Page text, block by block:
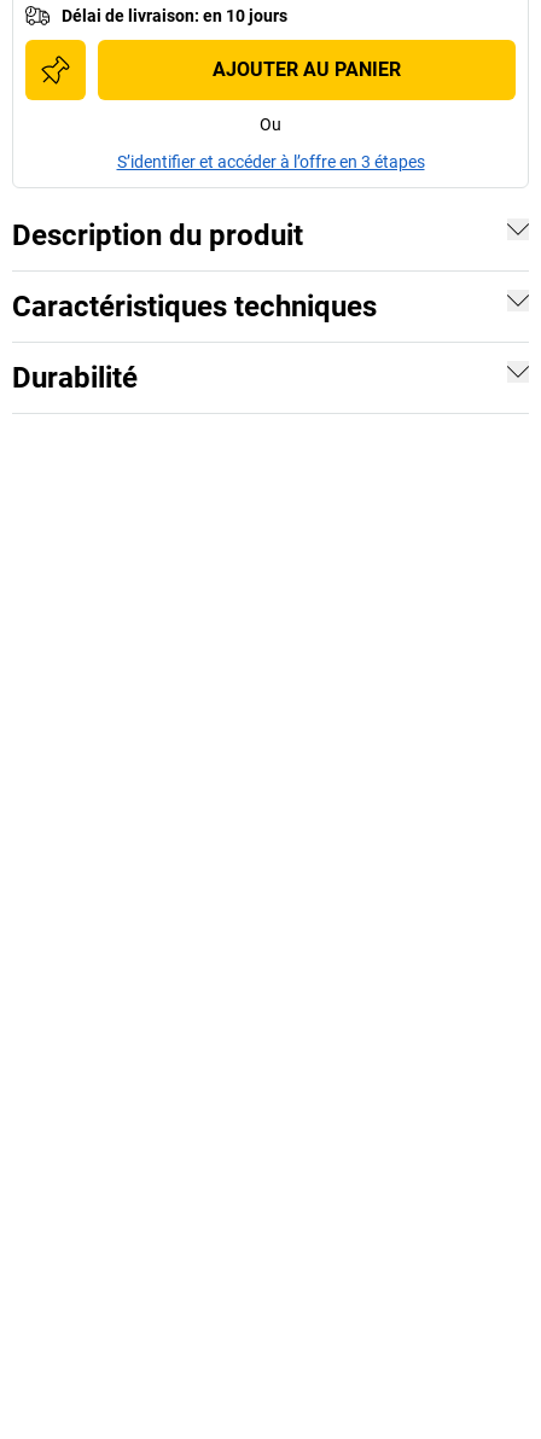
Délai de livraison: en 10 jours
AJOUTER AU PANIER
Ou
S’identifier et accéder à l’offre en 3 étapes
Description du produit
Caractéristiques techniques
Durabilité